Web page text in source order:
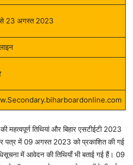
23 अगस्त 2023
तिथियां और बिहार एसटीईटी 2023
पत्र में 09 अगस्त 2023 को प्रकाशित की गई
में आवेदन की तिथियाँ भी बताई गई हैं। 09